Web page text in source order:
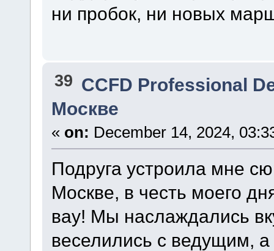
ни пробок, ни новых
39 CCFD Professional
Москве
« on: December 14, 2024,
Подруга устроила мне
Москве, в честь моего
вау! Мы наслаждались
веселились с ведущим,